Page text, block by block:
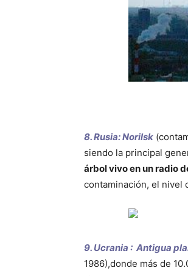
8. Rusia: Norilsk
siendo la principal
árbol vivo en un radio
contaminación, el nivel
9. Ucrania : Antigua
1986),donde más de